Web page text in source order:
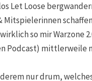
Let Loose
so mir Warzone
mittlerweile
nur drum,